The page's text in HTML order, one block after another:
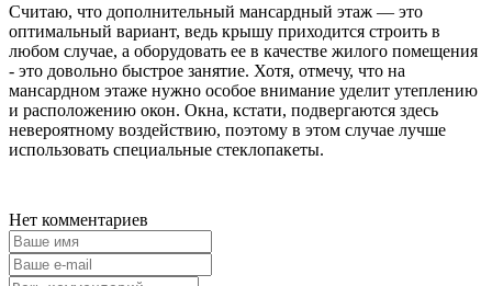
Считаю, что дополнительный мансардный этаж — это
оптимальный вариант, ведь крышу приходится строить в
любом случае, а оборудовать ее в качестве жилого помещения
- это довольно быстрое занятие. Хотя, отмечу, что на
мансардном этаже нужно особое внимание уделит утеплению
и расположению окон. Окна, кстати, подвергаются здесь
невероятному воздействию, поэтому в этом случае лучше
использовать специальные стеклопакеты.
Нет комментариев